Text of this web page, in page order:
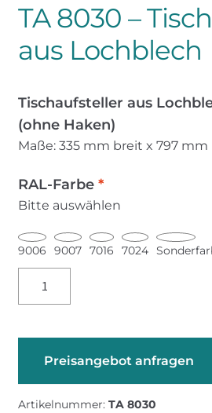
TA 8030 –
aus Lochblech
Tischaufsteller aus
(ohne Haken)
Maße: 335 mm breit x 797
RAL-Farbe *
Bitte auswählen
9006 9007 7016 7024
Tischaufsteller
Preisangebot anfragen
Artikelnummer: TA 8030